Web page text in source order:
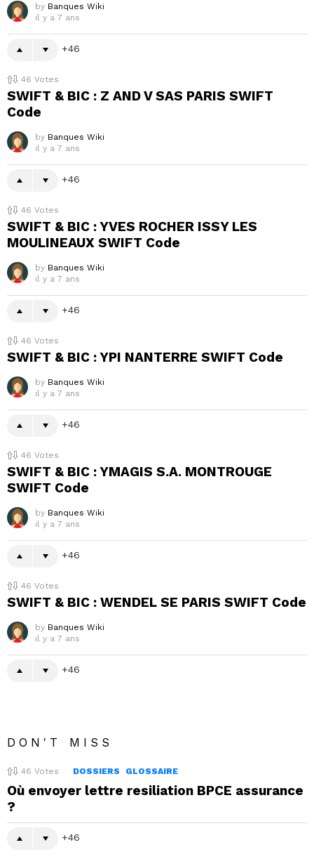
by Banques Wiki
il y a 7 ans
46
46 Votes
SWIFT & BIC : Z AND V SAS PARIS SWIFT
Code
by Banques Wiki
il y a 7 ans
46
46 Votes
SWIFT & BIC : YVES ROCHER ISSY LES
MOULINEAUX SWIFT Code
by Banques Wiki
il y a 7 ans
46
46 Votes
SWIFT & BIC : YPI NANTERRE SWIFT Code
by Banques Wiki
il y a 7 ans
46
46 Votes
SWIFT & BIC : YMAGIS S.A. MONTROUGE
SWIFT Code
by Banques Wiki
il y a 7 ans
46
46 Votes
SWIFT & BIC : WENDEL SE PARIS SWIFT Code
by Banques Wiki
il y a 7 ans
46
DON'T MISS
46 Votes DOSSIERS GLOSSAIRE
Où envoyer lettre resiliation BPCE assurance
?
46